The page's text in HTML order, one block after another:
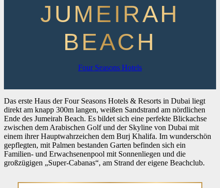
JUMEIRAH
BEACH
Four Seasons Hotels
Das erste Haus der Four Seasons Hotels & Resorts in Dubai liegt
direkt am knapp 300m langen, weißen Sandstrand am nördlichen
Ende des Jumeirah Beach. Es bildet sich eine perfekte Blickachse
zwischen dem Arabischen Golf und der Skyline von Dubai mit
einem ihrer Hauptwahrzeichen dem Burj Khalifa. Im wunderschön
gepflegten, mit Palmen bestanden Garten befinden sich ein
Familien- und Erwachsenenpool mit Sonnenliegen und die
großzügigen „Super-Cabanas“, am Strand der eigene Beachclub.